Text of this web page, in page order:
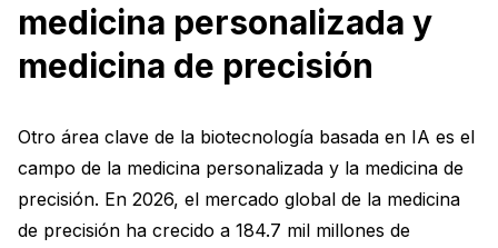
medicina personalizada y
medicina de precisión
Otro área clave de la biotecnología basada en IA es el
campo de la medicina personalizada y la medicina de
precisión. En 2026, el mercado global de la medicina
de precisión ha crecido a 184.7 mil millones de